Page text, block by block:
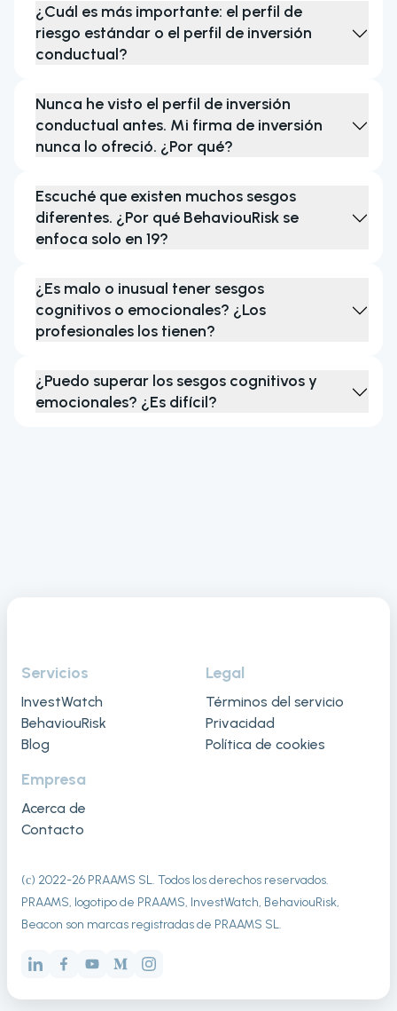
¿Cuál es más importante: el perfil de
riesgo estándar o el perfil de inversión
conductual?
Nunca he visto el perfil de inversión
conductual antes. Mi firma de inversión
nunca lo ofreció. ¿Por qué?
Escuché que existen muchos sesgos
diferentes. ¿Por qué BehaviouRisk se
enfoca solo en 19?
¿Es malo o inusual tener sesgos
cognitivos o emocionales? ¿Los
profesionales los tienen?
¿Puedo superar los sesgos cognitivos y
emocionales? ¿Es difícil?
Servicios
InvestWatch
BehaviouRisk
Blog
Legal
Términos del servicio
Privacidad
Política de cookies
Empresa
Acerca de
Contacto
(с) 2022-26 PRAAMS SL. Todos los derechos reservados.
PRAAMS, logotipo de PRAAMS, InvestWatch, BehaviouRisk,
Beacon son marcas registradas de PRAAMS SL.